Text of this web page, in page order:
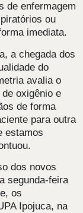
de enfermagem
ou
imediata.
a chegada dos
do
avalia o
oxigênio e
de forma
para outra
estamos
dos novos
segunda-feira
os
Ipojuca, na